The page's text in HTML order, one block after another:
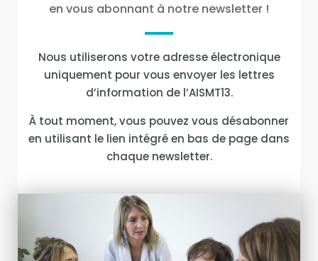
en vous abonnant à notre newsletter !
Nous utiliserons votre adresse électronique
uniquement pour vous envoyer les lettres
d’information de l’AISMT13.
À tout moment, vous pouvez vous désabonner
en utilisant le lien intégré en bas de page dans
chaque newsletter.